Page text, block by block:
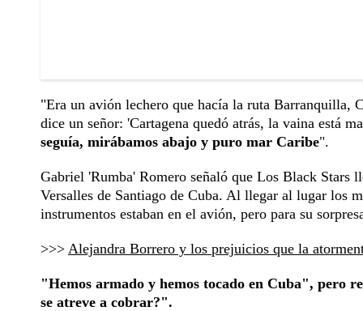
"Era un avión lechero que hacía la ruta Barranquilla,
dice un señor: 'Cartagena quedó atrás, la vaina está
seguía, mirábamos abajo y puro mar Caribe".
Gabriel 'Rumba' Romero señaló que Los Black Stars
Versalles de Santiago de Cuba. Al llegar al lugar los
instrumentos estaban en el avión, pero para su
>>> Alejandra Borrero y los prejuicios que la
"Hemos armado y hemos tocado en Cuba", pero
se atreve a cobrar?".